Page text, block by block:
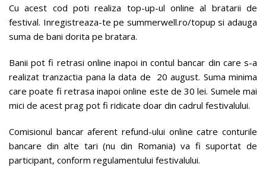
Cu acest cod poti realiza top-up-ul online al bratarii de
festival. Inregistreaza-te pe summerwell.ro/topup si adauga
suma de bani dorita pe bratara.
Banii pot fi retrasi online inapoi in contul bancar din care s-a
realizat tranzactia pana la data de 20 august. Suma minima
care poate fi retrasa inapoi online este de 30 lei. Sumele mai
mici de acest prag pot fi ridicate doar din cadrul festivalului.
Comisionul bancar aferent refund-ului online catre conturile
bancare din alte tari (nu din Romania) va fi suportat de
participant, conform regulamentului festivalului.